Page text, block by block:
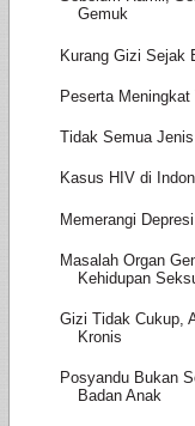
Gemuk
Kurang Gizi Sejak
Peserta
Tidak Semua
Kasus HIV di
Memerangi
Masalah Organ
Kehidupan
Gizi Tidak Cukup,
Kronis
Posyandu Bukan
Badan Anak